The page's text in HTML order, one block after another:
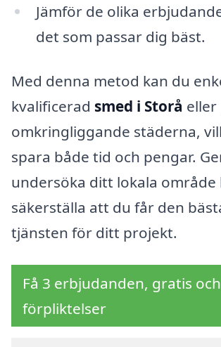
Jämför de olika
det som passar dig bäst.
Med denna metod kan du
kvalificerad smed i Storå eller
omkringliggande städerna,
spara både tid och pengar.
undersöka ditt lokala område
säkerställa att du får den
tjänsten för ditt projekt.
Få 3 erbjudanden, gratis
förpliktelser